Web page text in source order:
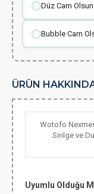
Düz Cam Olsun
Bubble Cam
ÜRÜN
Wotofo
Sinlge ve
Uyumlu Olduğu